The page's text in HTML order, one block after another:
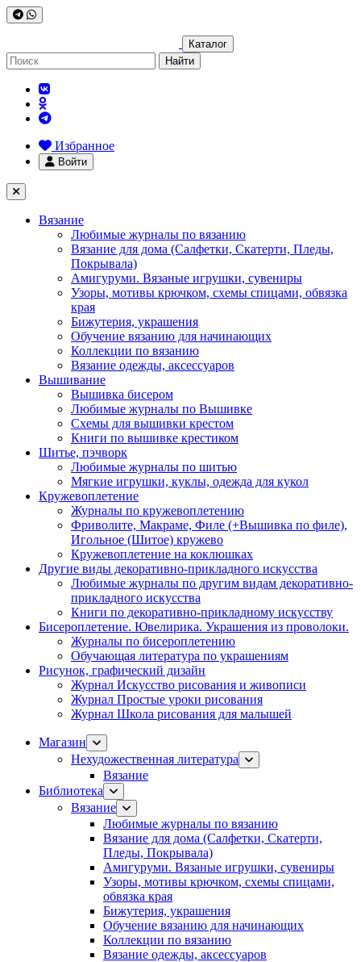
Каталог
Найти
Избранное
Войти
Вязание
Любимые журналы по вязанию
Вязание для дома (Салфетки, Скатерти, Пледы,
Покрывала)
Амигуруми. Вязаные игрушки, сувениры
Узоры, мотивы крючком, схемы спицами, обвязка
края
Бижутерия, украшения
Обучение вязанию для начинающих
Коллекции по вязанию
Вязание одежды, аксессуаров
Вышивание
Вышивка бисером
Любимые журналы по Вышивке
Схемы для вышивки крестом
Книги по вышивке крестиком
Шитье, пэчворк
Любимые журналы по шитью
Мягкие игрушки, куклы, одежда для кукол
Кружевоплетение
Журналы по кружевоплетению
Фриволите, Макраме, Филе (+Вышивка по филе),
Игольное (Шитое) кружево
Кружевоплетение на коклюшках
Другие виды декоративно-прикладного искусства
Любимые журналы по другим видам декоративно-
прикладного искусства
Книги по декоративно-прикладному искусству
Бисероплетение. Ювелирика. Украшения из проволоки.
Журналы по бисероплетению
Обучающая литература по украшениям
Рисунок, графический дизайн
Журнал Искусство рисования и живописи
Журнал Простые уроки рисования
Журнал Школа рисования для малышей
Магазин
Нехудожественная литература
Вязание
Библиотека
Вязание
Любимые журналы по вязанию
Вязание для дома (Салфетки, Скатерти,
Пледы, Покрывала)
Амигуруми. Вязаные игрушки, сувениры
Узоры, мотивы крючком, схемы спицами,
обвязка края
Бижутерия, украшения
Обучение вязанию для начинающих
Коллекции по вязанию
Вязание одежды, аксессуаров